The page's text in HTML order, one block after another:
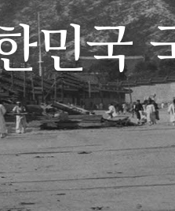
민국